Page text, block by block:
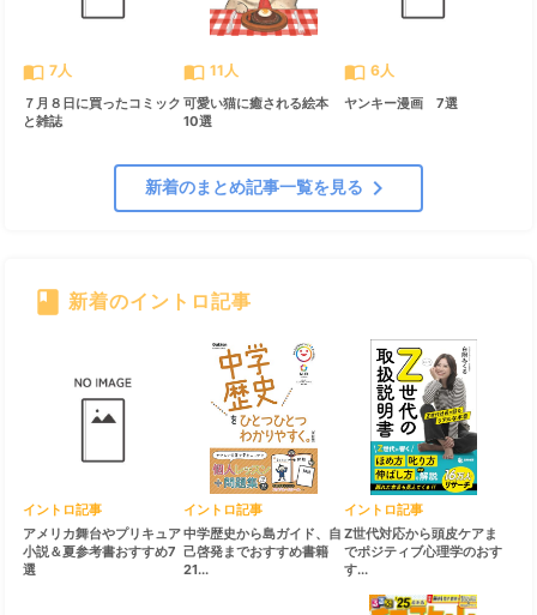
import_contacts 7人
７月８日に買ったコミック
と雑誌
import_contacts 11人
可愛い猫に癒される絵本
10選
import_contacts 6人
ヤンキー漫画 7選
新着のまとめ記事一覧を見る chevron_right
book 新着のイントロ記事
イントロ記事
アメリカ舞台やプリキュア
小説＆夏参考書おすすめ7
選
イントロ記事
中学歴史から島ガイド、自
己啓発までおすすめ書籍
21...
イントロ記事
Z世代対応から頭皮ケアま
でポジティブ心理学のおす
す...